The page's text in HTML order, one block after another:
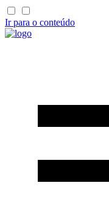
Ir para o conteúdo